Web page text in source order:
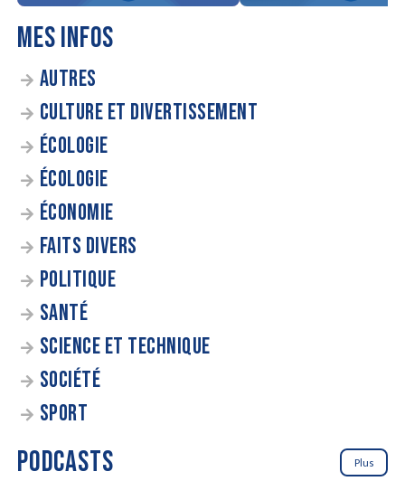
MES INFOS
AUTRES
CULTURE ET DIVERTISSEMENT
ÉCOLOGIE
ÉCOLOGIE
ÉCONOMIE
FAITS DIVERS
POLITIQUE
SANTÉ
SCIENCE ET TECHNIQUE
SOCIÉTÉ
SPORT
PODCASTS Plus